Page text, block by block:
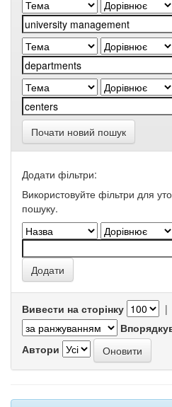
Почати новий пошук
Додати фільтри:
Використовуйте фільтри для
пошуку.
Вивести на сторінку |
Автори